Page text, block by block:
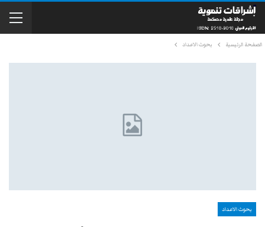
الصفحة الرئيسية بحوث الاعداد
بحوث الاعداد